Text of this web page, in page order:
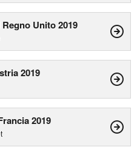
Unito 2019
2019
2019